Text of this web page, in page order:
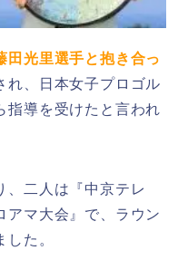
田光里選手と抱き合っ
れ、日本女子プロゴル
指導を受けたと言われ
、二人は『中京テレ
アマ大会』で、ラウン
た。